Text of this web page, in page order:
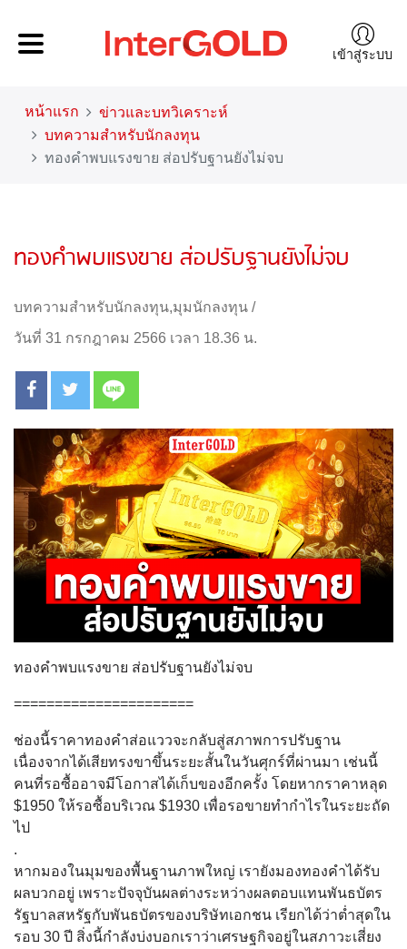
เข้าสู่ระบบ
หน้าแรก
ข่าวและบทวิเคราะห์
บทความสำหรับนักลงทุน
ทองคำพบแรงขาย ส่อปรับฐานยังไม่จบ
ทองคำพบแรงขาย ส่อปรับฐานยังไม่จบ
บทความสำหรับนักลงทุน,มุมนักลงทุน /
วันที่ 31 กรกฎาคม 2566 เวลา 18.36 น.
ทองคำพบแรงขาย ส่อปรับฐานยังไม่จบ
======================
ช่องนี้ราคาทองคำส่อแววจะกลับสู่สภาพการปรับฐาน
เนื่องจากได้เสียทรงขาขึ้นระยะสั้นในวันศุกร์ที่ผ่านมา เช่นนี้
คนที่รอซื้ออาจมีโอกาสได้เก็บของอีกครั้ง โดยหากราคาหลุด
$1950 ให้รอซื้อบริเวณ $1930 เพื่อรอขายทำกำไรในระยะถัด
ไป
.
หากมองในมุมของพื้นฐานภาพใหญ่ เรายังมองทองคำได้รับ
ผลบวกอยู่ เพราะปัจจุบันผลต่างระหว่างผลตอบแทนพันธบัตร
รัฐบาลสหรัฐกับพันธบัตรของบริษัทเอกชน เรียกได้ว่าต่ำสุดใน
รอบ 30 ปี สิ่งนี้กำลังบ่งบอกเราว่าเศรษฐกิจอยู่ในสภาวะเสี่ยง